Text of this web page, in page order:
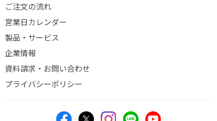
ご注文の流れ
営業日カレンダー
製品・サービス
企業情報
資料請求・お問い合わせ
プライバシーポリシー